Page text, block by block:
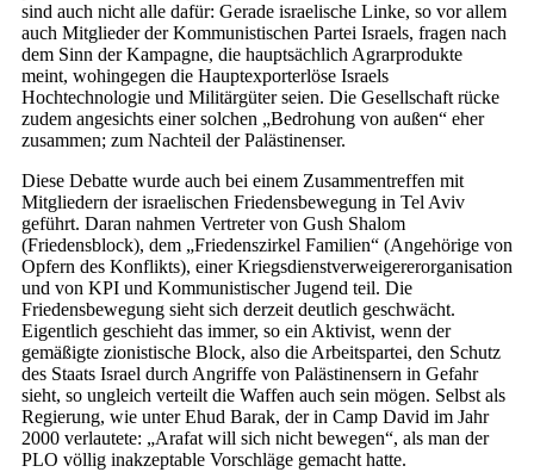
sind auch nicht alle dafür: Gerade israelische Linke, so vor allem
auch Mitglieder der Kommunistischen Partei Israels, fragen nach
dem Sinn der Kampagne, die hauptsächlich Agrarprodukte
meint, wohingegen die Hauptexporterlöse Israels
Hochtechnologie und Militärgüter seien. Die Gesellschaft rücke
zudem angesichts einer solchen „Bedrohung von außen“ eher
zusammen; zum Nachteil der Palästinenser.
Diese Debatte wurde auch bei einem Zusammentreffen mit
Mitgliedern der israelischen Friedensbewegung in Tel Aviv
geführt. Daran nahmen Vertreter von Gush Shalom
(Friedensblock), dem „Friedenszirkel Familien“ (Angehörige von
Opfern des Konflikts), einer Kriegsdienstverweigererorganisation
und von KPI und Kommunistischer Jugend teil. Die
Friedensbewegung sieht sich derzeit deutlich geschwächt.
Eigentlich geschieht das immer, so ein Aktivist, wenn der
gemäßigte zionistische Block, also die Arbeitspartei, den Schutz
des Staats Israel durch Angriffe von Palästinensern in Gefahr
sieht, so ungleich verteilt die Waffen auch sein mögen. Selbst als
Regierung, wie unter Ehud Barak, der in Camp David im Jahr
2000 verlautete: „Arafat will sich nicht bewegen“, als man der
PLO völlig inakzeptable Vorschläge gemacht hatte.